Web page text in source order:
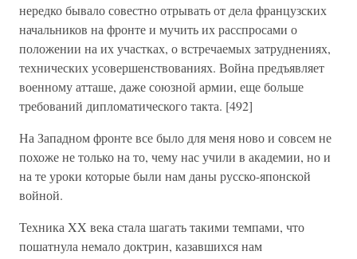
нередко бывало совестно отрывать от дела французских
начальников на фронте и мучить их расспросами о
положении на их участках, о встречаемых затруднениях,
технических усовершенствованиях. Война предъявляет
военному атташе, даже союзной армии, еще больше
требований дипломатического такта. [492]
На Западном фронте все было для меня ново и совсем не
похоже не только на то, чему нас учили в академии, но и
на те уроки которые были нам даны русско-японской
войной.
Техника XX века стала шагать такими темпами, что
пошатнула немало доктрин, казавшихся нам